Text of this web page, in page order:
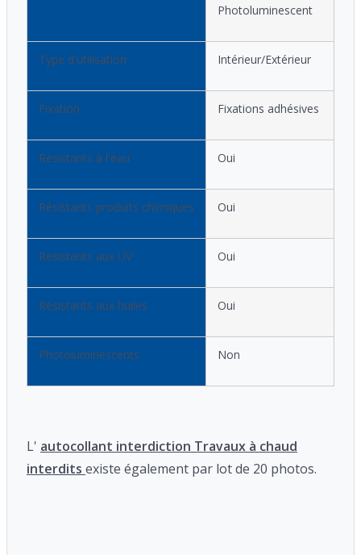
Photoluminescent
Type d'utilisation Intérieur/Extérieur
Fixation Fixations adhésives
Résistants à l'eau Oui
Résistants produits chimiques Oui
Résistants aux UV Oui
Résistants aux huiles Oui
Photoluminescents Non
L' autocollant interdiction Travaux à chaud
interdits existe également par lot de 20 photos.